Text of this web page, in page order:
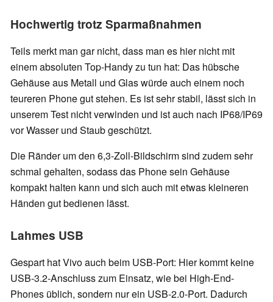
Hochwertig trotz Sparmaßnahmen
Teils merkt man gar nicht, dass man es hier nicht mit
einem absoluten Top-Handy zu tun hat: Das hübsche
Gehäuse aus Metall und Glas würde auch einem noch
teureren Phone gut stehen. Es ist sehr stabil, lässt sich in
unserem Test nicht verwinden und ist auch nach IP68/IP69
vor Wasser und Staub geschützt.
Die Ränder um den 6,3-Zoll-Bildschirm sind zudem sehr
schmal gehalten, sodass das Phone sein Gehäuse
kompakt halten kann und sich auch mit etwas kleineren
Händen gut bedienen lässt.
Lahmes USB
Gespart hat Vivo auch beim USB-Port: Hier kommt keine
USB-3.2-Anschluss zum Einsatz, wie bei High-End-
Phones üblich, sondern nur ein USB-2.0-Port. Dadurch